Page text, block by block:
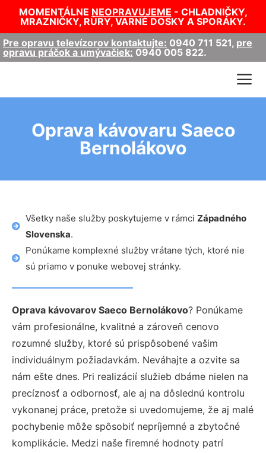
MOMENTÁLNE NEOPRAVUJEME - CHLADNIČKY,
MRAZNIČKY, RÚRY, VARNÉ DOSKY A SPORÁKY.
Pre opravu televízorov kontaktujte: 0940 711 521, pre
opravu práčok a umývačiek: 0940 005 822.
Oprava kávovaru Saeco
Bernolákovo
Všetky naše služby poskytujeme v rámci Západného
Slovenska.
Ponúkame komplexné služby vrátane tých, ktoré nie
sú priamo v ponuke webovej stránky.
Oprava kávovarov Saeco Bernolákovo? Ponúkame
vám profesionálne, kvalitné a zároveň cenovo
rozumné služby, ktoré sú prispôsobené vašim
individuálnym požiadavkám. Neváhajte a ozvite sa
nám ešte dnes. Pri realizácií služieb dbáme nielen na
precíznosť a odbornosť, ale aj na dôslednú kontrolu
vykonanej práce, pretože si uvedomujeme, že aj malé
pochybenie môže spôsobiť nepríjemné a zbytočné
komplikácie. Medzi naše firemné hodnoty patrí